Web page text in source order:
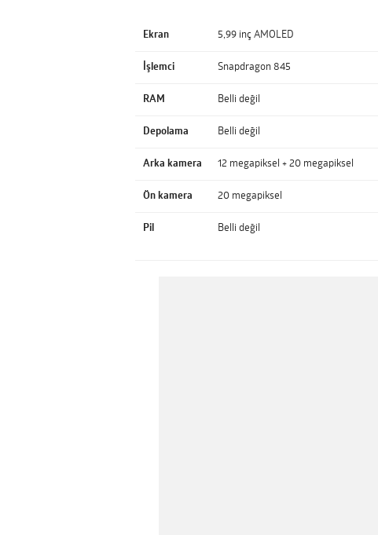
Ekran 5,99 inç AMOLED
İşlemci Snapdragon 845
RAM Belli değil
Depolama Belli değil
Arka kamera 12 megapiksel + 20 megapiksel
Ön kamera 20 megapiksel
Pil Belli değil